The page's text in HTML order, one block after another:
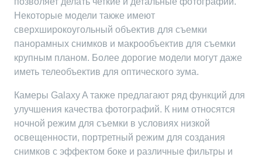
Некоторые модели также имеют
сверхширокоугольный объектив для съемки
панорамных снимков и макрообъектив для съемки
крупным планом. Более дорогие модели могут даже
иметь телеобъектив для оптического зума.
Камеры Galaxy A также предлагают ряд функций для
улучшения качества фотографий. К ним относятся
ночной режим для съемки в условиях низкой
освещенности, портретный режим для создания
снимков с эффектом боке и различные фильтры и